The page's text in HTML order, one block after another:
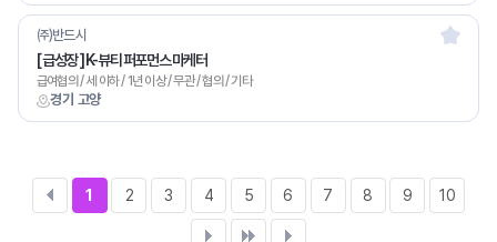
경기 고양
㈜반드시
[ 급성장 ] K-뷰티 퍼포먼스 마케터
급여협의 / 세 이하 / 1년 이상 / 무관 / 협의 / 기타
1 2 3 4 5 6 7 8 9 10